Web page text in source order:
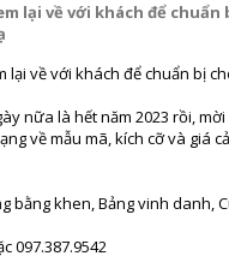
lại về với khách để
về với khách để chuẩn bị
nữa là hết năm 2023 rồi,
về mẫu mã, kích cỡ và giá
bằng khen, Bảng vinh danh,
097.387.9542